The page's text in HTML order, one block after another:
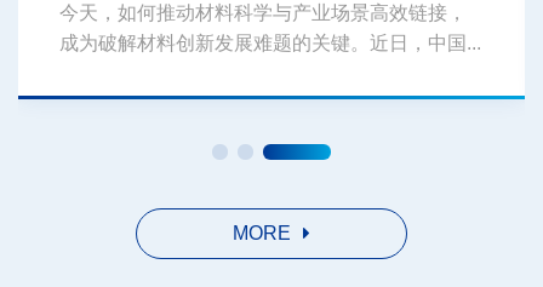
今天，如何推动材料科学与产业场景高效链接，
成为破解材料创新发展难题的关键。近日，中国...
MORE